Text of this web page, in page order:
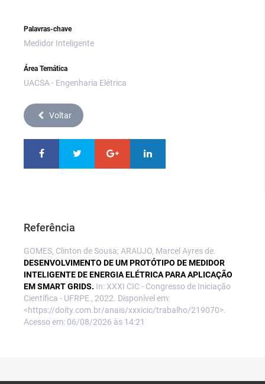
Palavras-chave
Medidor Inteligente
Área Temática
UACSA - Engenharia Elétrica
Voltar
Referência
GOMES, Clinton de Sousa; ARAUJO, Marcel Ayres de.
DESENVOLVIMENTO DE UM PROTÓTIPO DE MEDIDOR
INTELIGENTE DE ENERGIA ELÉTRICA PARA APLICAÇÃO
EM SMART GRIDS. In: XXXI CIC - Congresso de Iniciação
Científica - UFRPE , 2022. Disponível em:
<https://doity.com.br/anais/xxxicic/trabalho/219070>.
Acesso em: 06/08/2026 às 14:21